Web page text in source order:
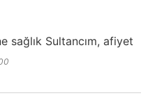
sağlık Sultancım, afiyet